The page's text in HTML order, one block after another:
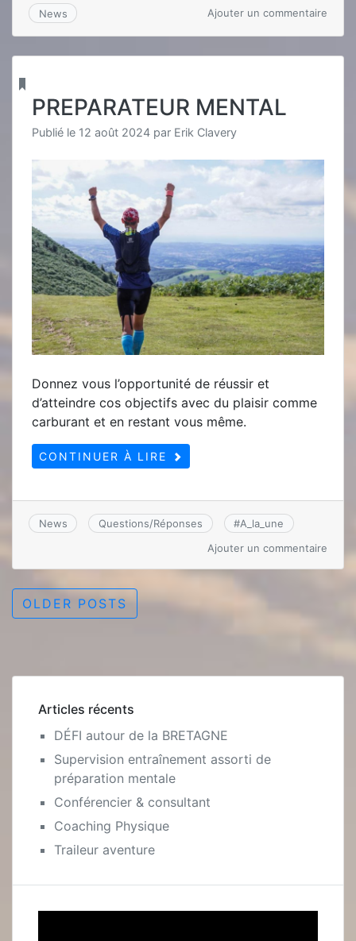
News Ajouter un commentaire
PREPARATEUR MENTAL
Publié le 12 août 2024 par Erik Clavery
Donnez vous l’opportunité de réussir et
d’atteindre cos objectifs avec du plaisir comme
carburant et en restant vous même.
CONTINUER À LIRE
News Questions/Réponses #A_la_une
Ajouter un commentaire
Navigation
OLDER POSTS
Articles récents
DÉFI autour de la BRETAGNE
Supervision entraînement assorti de
préparation mentale
Conférencier & consultant
Coaching Physique
Traileur aventure